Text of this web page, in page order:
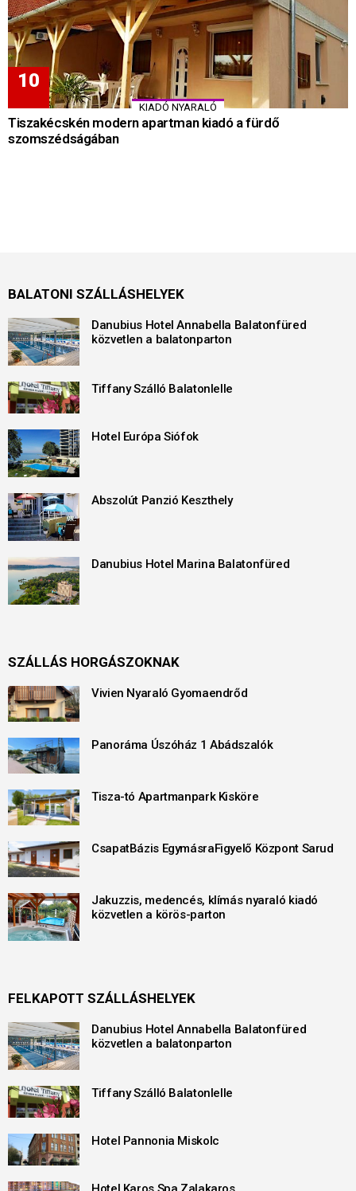
KIADÓ NYARALÓ
Tiszakécskén modern apartman kiadó a fürdő
szomszédságában
BALATONI SZÁLLÁSHELYEK
Danubius Hotel Annabella Balatonfüred
közvetlen a balatonparton
Tiffany Szálló Balatonlelle
Hotel Európa Siófok
Abszolút Panzió Keszthely
Danubius Hotel Marina Balatonfüred
SZÁLLÁS HORGÁSZOKNAK
Vivien Nyaraló Gyomaendrőd
Panoráma Úszóház 1 Abádszalók
Tisza-tó Apartmanpark Kisköre
CsapatBázis EgymásraFigyelő Központ Sarud
Jakuzzis, medencés, klímás nyaraló kiadó
közvetlen a körös-parton
FELKAPOTT SZÁLLÁSHELYEK
Danubius Hotel Annabella Balatonfüred
közvetlen a balatonparton
Tiffany Szálló Balatonlelle
Hotel Pannonia Miskolc